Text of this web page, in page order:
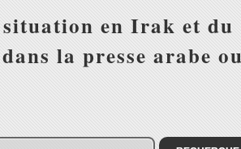
en Irak et du
la presse arabe ou